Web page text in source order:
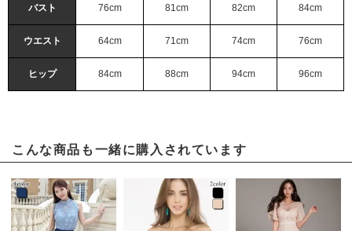
バスト 76cm 81cm 82cm 84cm
ウエスト 64cm 71cm 74cm 76cm
ヒップ 84cm 88cm 94cm 96cm
こんな商品も一緒に購入されています